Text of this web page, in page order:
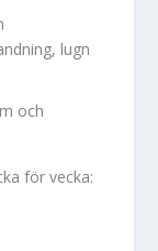
lugn
och
för vecka: